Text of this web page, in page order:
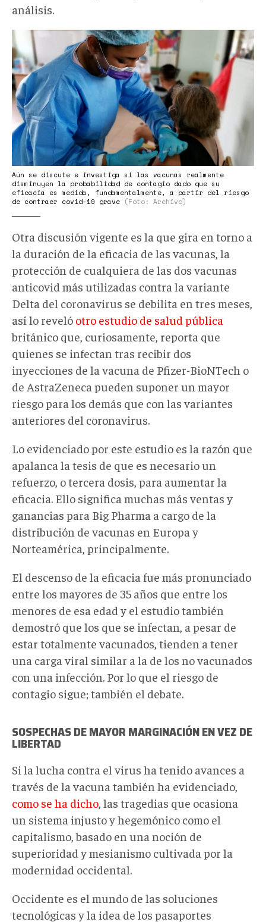
análisis.
pasaportesv001.png
Aún se discute e investiga si las vacunas realmente
disminuyen la probabilidad de contagio dado que su
eficacia es medida, fundamentalmente, a partir del riesgo
de contraer covid-19 grave (Foto: Archivo)
Otra discusión vigente es la que gira en torno a
la duración de la eficacia de las vacunas, la
protección de cualquiera de las dos vacunas
anticovid más utilizadas contra la variante
Delta del coronavirus se debilita en tres meses,
así lo reveló otro estudio de salud pública
británico que, curiosamente, reporta que
quienes se infectan tras recibir dos
inyecciones de la vacuna de Pfizer-BioNTech o
de AstraZeneca pueden suponer un mayor
riesgo para los demás que con las variantes
anteriores del coronavirus.
Lo evidenciado por este estudio es la razón que
apalanca la tesis de que es necesario un
refuerzo, o tercera dosis, para aumentar la
eficacia. Ello significa muchas más ventas y
ganancias para Big Pharma a cargo de la
distribución de vacunas en Europa y
Norteamérica, principalmente.
El descenso de la eficacia fue más pronunciado
entre los mayores de 35 años que entre los
menores de esa edad y el estudio también
demostró que los que se infectan, a pesar de
estar totalmente vacunados, tienden a tener
una carga viral similar a la de los no vacunados
con una infección. Por lo que el riesgo de
contagio sigue; también el debate.
SOSPECHAS DE MAYOR MARGINACIÓN EN VEZ DE
LIBERTAD
Si la lucha contra el virus ha tenido avances a
través de la vacuna también ha evidenciado,
como se ha dicho, las tragedias que ocasiona
un sistema injusto y hegemónico como el
capitalismo, basado en una noción de
superioridad y mesianismo cultivada por la
modernidad occidental.
Occidente es el mundo de las soluciones
tecnológicas y la idea de los pasaportes